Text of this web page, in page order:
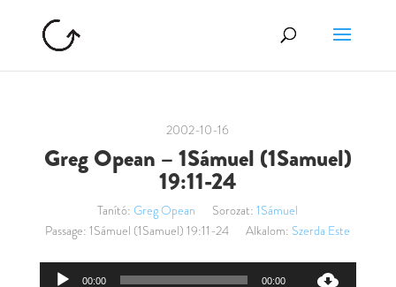
2002-10-16
Greg Opean – 1Sámuel (1Samuel)
19:11-24
Tanító: Greg Opean Sorozat: 1Sámuel
Passage: 1Sámuel (1Samuel) 19:11-24 Alkalom: Szerda Este
Audió
00:00 00:00